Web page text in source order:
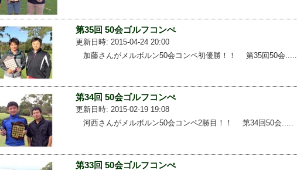
第35回 50会ゴルフコンぺ
更新日時: 2015-04-24 20:00
加藤さんがメルボルン50会コンペ初優勝！！ 第35回50会.....
第34回 50会ゴルフコンぺ
更新日時: 2015-02-19 19:08
河西さんがメルボルン50会コンペ2勝目！！ 第34回50会.....
第33回 50会ゴルフコンぺ